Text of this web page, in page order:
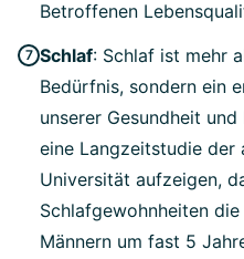
Betroffenen
Schlaf: Schlaf ist mehr
Bedürfnis, sondern ein
unserer Gesundheit
eine Langzeitstudie der
Universität aufzeigen,
Schlafgewohnheiten
Männern um fast 5